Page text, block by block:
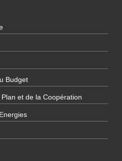
Budget
et de la Coopération